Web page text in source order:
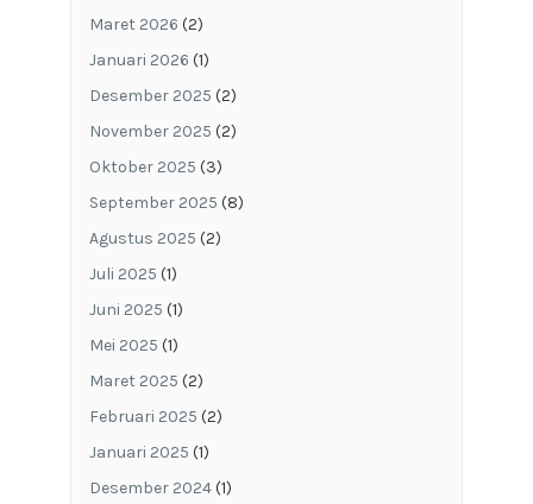
Maret 2026 (2)
Januari 2026 (1)
Desember 2025 (2)
November 2025 (2)
Oktober 2025 (3)
September 2025 (8)
Agustus 2025 (2)
Juli 2025 (1)
Juni 2025 (1)
Mei 2025 (1)
Maret 2025 (2)
Februari 2025 (2)
Januari 2025 (1)
Desember 2024(1)